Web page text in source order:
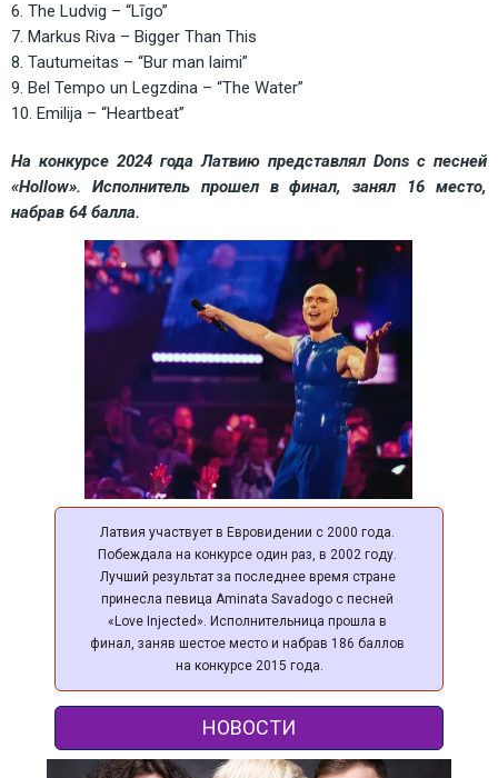
6. The Ludvig – “Līgo”
7. Markus Riva – Bigger Than This
8. Tautumeitas – “Bur man laimi”
9. Bel Tempo un Legzdina – “The Water”
10. Emilija – “Heartbeat”
На конкурсе 2024 года Латвию представлял Dons с песней
«Hollow». Исполнитель прошел в финал, занял 16 место,
набрав 64 балла.
Латвия участвует в Евровидении с 2000 года.
Побеждала на конкурсе один раз, в 2002 году.
Лучший результат за последнее время стране
принесла певица Aminata Savadogo с песней
«Love Injected». Исполнительница прошла в
финал, заняв шестое место и набрав 186 баллов
на конкурсе 2015 года.
НОВОСТИ